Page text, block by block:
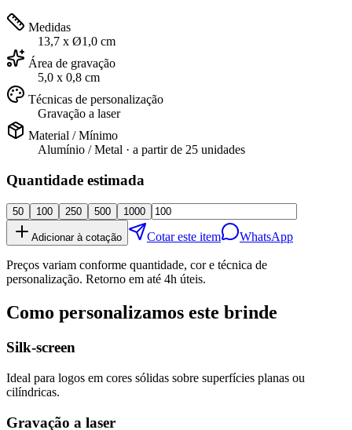
Medidas
13,7 x Ø1,0 cm
Área de gravação
5,0 x 0,8 cm
Técnicas de personalização
Gravação a laser
Material / Mínimo
Alumínio / Metal · a partir de 25 unidades
Quantidade estimada
50 100 250 500 1000
Adicionar à cotação Cotar este item WhatsApp
Preços variam conforme quantidade, cor e técnica de
personalização. Retorno em até 4h úteis.
Como personalizamos este brinde
Silk-screen
Ideal para logos em cores sólidas sobre superfícies planas ou
cilíndricas.
Gravação a laser